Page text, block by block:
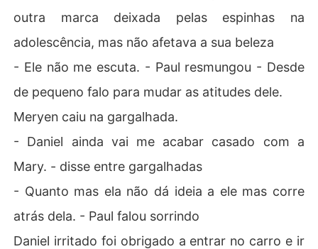
outra marca deixada pelas espinhas na
adolescência, mas não afetava a sua beleza
- Ele não me escuta. - Paul resmungou - Desde
de pequeno falo para mudar as atitudes dele.
Meryen caiu na gargalhada.
- Daniel ainda vai me acabar casado com a
Mary. - disse entre gargalhadas
- Quanto mas ela não dá ideia a ele mas corre
atrás dela. - Paul falou sorrindo
Daniel irritado foi obrigado a entrar no carro e ir